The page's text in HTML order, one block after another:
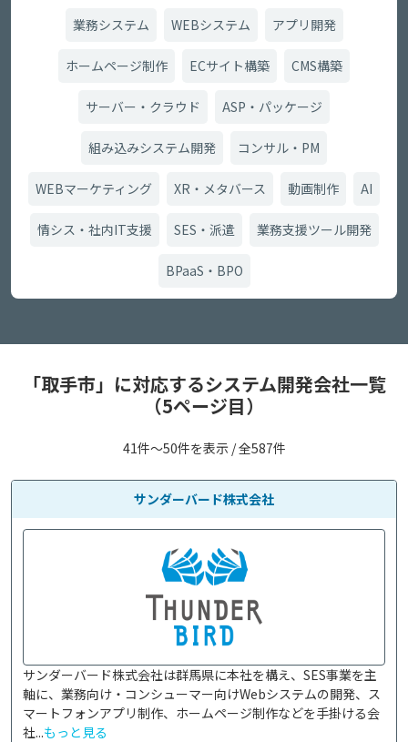
業務システム WEBシステム アプリ開発
ホームページ制作 ECサイト構築 CMS構築
サーバー・クラウド ASP・パッケージ
組み込みシステム開発 コンサル・PM
WEBマーケティング XR・メタバース 動画制作 AI
情シス・社内IT支援 SES・派遣 業務支援ツール開発
BPaaS・BPO
「取手市」に対応するシステム開発会社一覧
（5ページ目）
41件〜50件を表示 / 全587件
サンダーバード株式会社
サンダーバード株式会社は群馬県に本社を構え、SES事業を主
軸に、業務向け・コンシューマー向けWebシステムの開発、ス
マートフォンアプリ制作、ホームページ制作などを手掛ける会
社...もっと見る